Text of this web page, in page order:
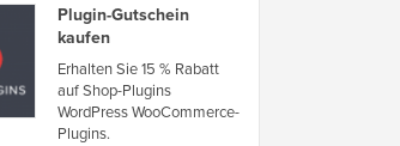
Plugin-Gutschein
kaufen
Erhalten Sie 15 % Rabatt
auf Shop-Plugins
WordPress WooCommerce-
Plugins.